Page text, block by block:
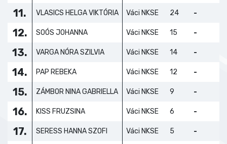
11. VLASICS HELGA VIKTÓRIA Váci NKSE 24 -
12. SOÓS JOHANNA Váci NKSE 15 -
13. VARGA NÓRA SZILVIA Váci NKSE 14 -
14. PAP REBEKA Váci NKSE 12 -
15. ZÁMBOR NINA GABRIELLA Váci NKSE 9 -
16. KISS FRUZSINA Váci NKSE 6 -
17. SERESS HANNA SZOFI Váci NKSE 5 -